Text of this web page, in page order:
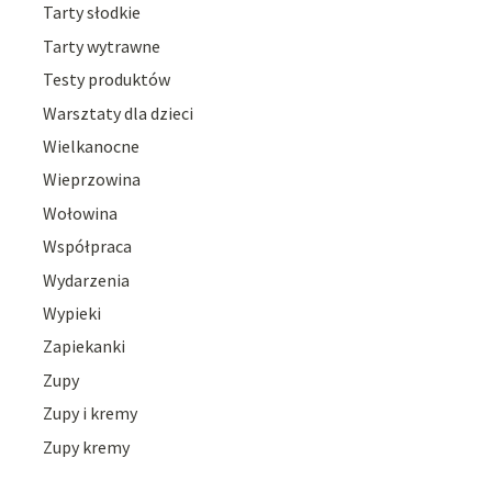
Tarty słodkie
Tarty wytrawne
Testy produktów
Warsztaty dla dzieci
Wielkanocne
Wieprzowina
Wołowina
Współpraca
Wydarzenia
Wypieki
Zapiekanki
Zupy
Zupy i kremy
Zupy kremy